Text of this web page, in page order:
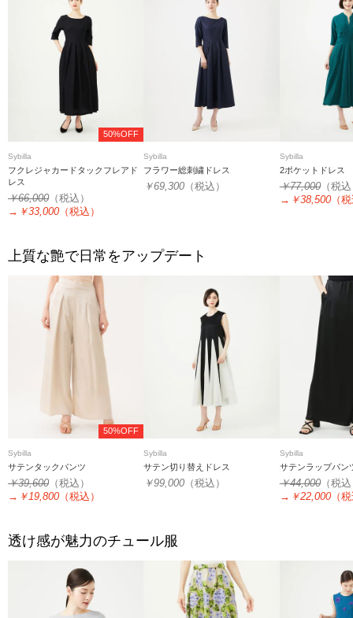
50%OFF
Sybilla
フクレジャカードタックフレアド
レス
￥66,000 （税込）
→ ￥33,000 （税込）
Sybilla
フラワー総刺繍ドレス
￥69,300 （税込）
Sybilla
2ポケットドレス
￥77,000（税
→ ￥38,500（
上質な艶で日常をアップデート
50%OFF
Sybilla
サテンタックパンツ
￥39,600 （税込）
→ ￥19,800 （税込）
Sybilla
サテン切り替えドレス
￥99,000 （税込）
Sybilla
サテンラップパン
￥44,000（税
→ ￥22,000（
透け感が魅力のチュール服